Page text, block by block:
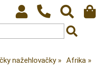
nažehlovačky
Afrika